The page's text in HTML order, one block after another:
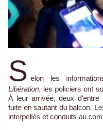
S elon les
Libération, les policiers ont
À leur arrivée, deux
fuite en sautant du balcon.
interpellés et conduits au